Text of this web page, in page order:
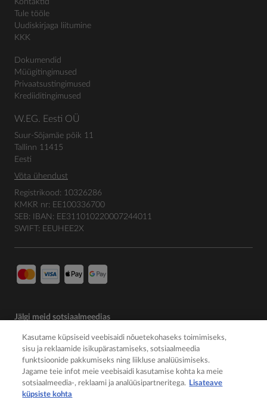
Kontaktid
Tule tööle
Uudiskirjaga liitumine
KKK
Dokumendid
Müügitingimused
Privaatsustingimused
Krediiditingimused
W.EG. Eesti OÜ
Suur-Sõjamäe põik 11
Tallinn 11415
Eesti
Võta ühendust
Registrikood: 10326286
KMKR nr: EE100336700
SEB: IBAN: EE311010220007244011
SWIFT: EEUHEE2X
Jälgi meid sotsiaalmeedias
Kasutame küpsiseid veebisaidi nõuetekohaseks toimimiseks,
sisu ja reklaamide isikupärastamiseks, sotsiaalmeedia
funktsioonide pakkumiseks ning liikluse analüüsimiseks.
Jagame teie infot meie veebisaidi kasutamise kohta ka meie
sotsiaalmeedia-, reklaami ja analüüsipartneritega. Lisateave
küpsiste kohta